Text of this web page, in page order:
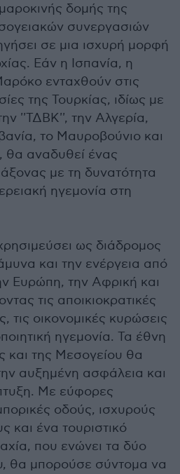
δομής της
συνεργασιών
σε μια ισχυρή μορφή
Εάν η Ισπανία, η
ενταχθούν στις
της Τουρκίας, ιδίως με
''ΤΔΒΚ'', την Αλγερία,
το Μαυροβούνιο και
θα αναδυθεί ένας
με τη δυνατότητα
ηγεμονία στη
ως διάδρομος
και την ενέργεια από
Ευρώπη, την Αφρική και
τις αποικιοκρατικές
τις οικονομικές κυρώσεις
ηγεμονία. Τα έθνη
και της Μεσογείου θα
αυξημένη ασφάλεια και
Με εύφορες
οδούς, ισχυρούς
και ένα τουριστικό
που ενώνει τα δύο
θα μπορούσε σύντομα να